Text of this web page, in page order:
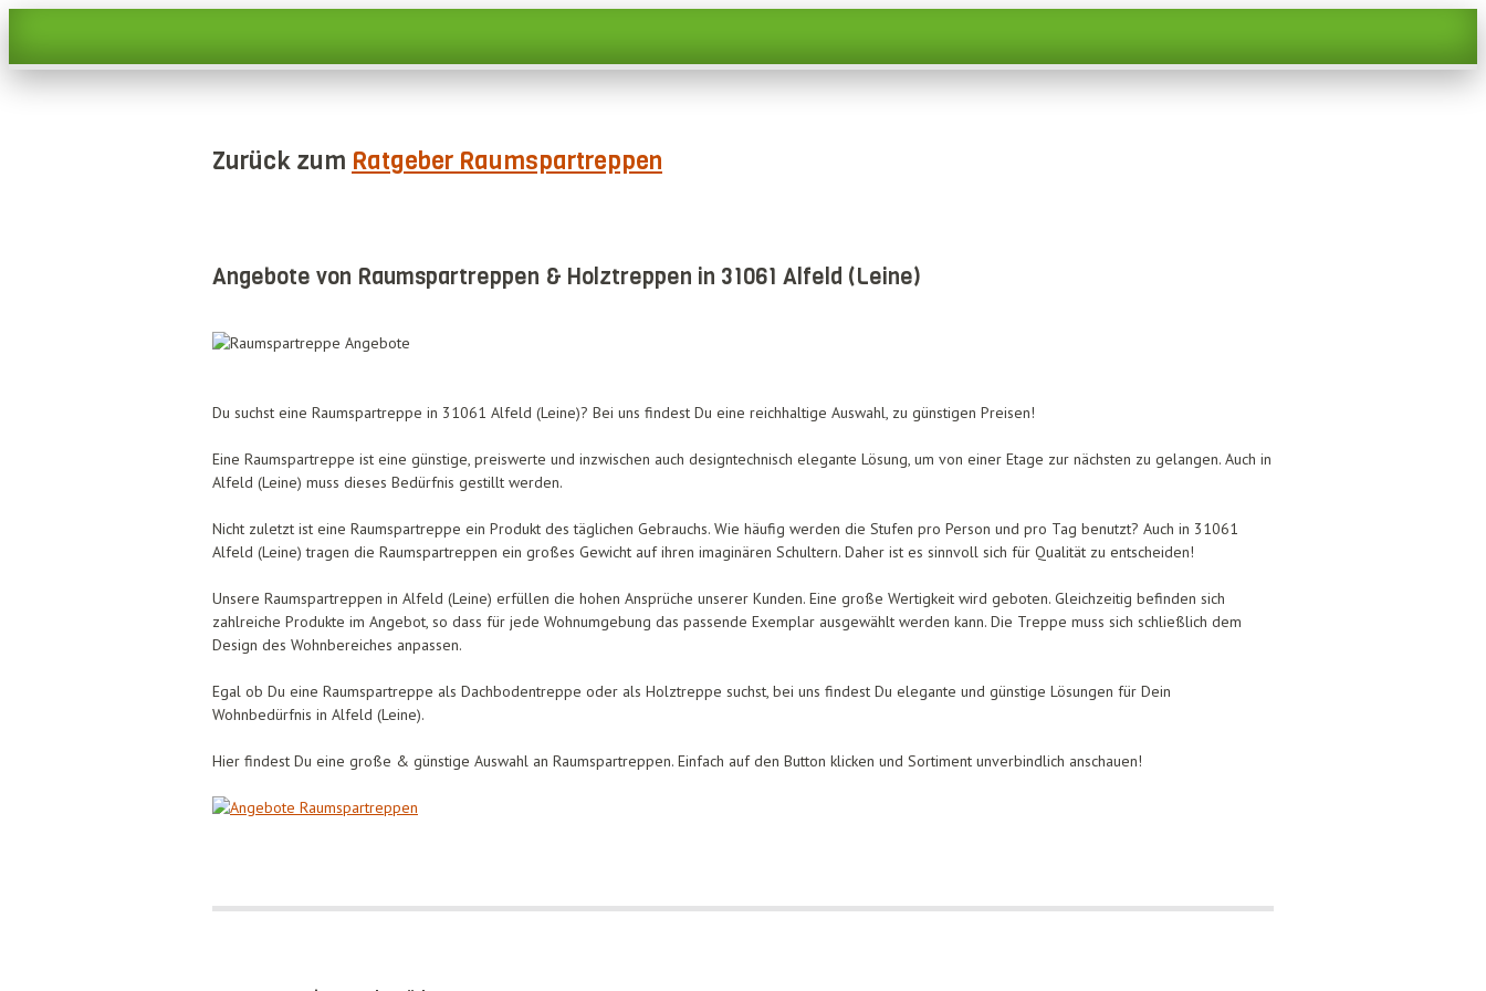
Zurück zum Ratgeber Raumspartreppen
Angebote von Raumspartreppen & Holztreppen in 31061 Alfeld (Leine)
Du suchst eine Raumspartreppe in 31061 Alfeld (Leine)? Bei uns findest Du eine reichhaltige Auswahl, zu günstigen Preisen!
Eine Raumspartreppe ist eine günstige, preiswerte und inzwischen auch designtechnisch elegante Lösung, um von einer Etage zur nächsten zu gelangen. Auch in
Alfeld (Leine) muss dieses Bedürfnis gestillt werden.
Nicht zuletzt ist eine Raumspartreppe ein Produkt des täglichen Gebrauchs. Wie häufig werden die Stufen pro Person und pro Tag benutzt? Auch in 31061
Alfeld (Leine) tragen die Raumspartreppen ein großes Gewicht auf ihren imaginären Schultern. Daher ist es sinnvoll sich für Qualität zu entscheiden!
Unsere Raumspartreppen in Alfeld (Leine) erfüllen die hohen Ansprüche unserer Kunden. Eine große Wertigkeit wird geboten. Gleichzeitig befinden sich
zahlreiche Produkte im Angebot, so dass für jede Wohnumgebung das passende Exemplar ausgewählt werden kann. Die Treppe muss sich schließlich dem
Design des Wohnbereiches anpassen.
Egal ob Du eine Raumspartreppe als Dachbodentreppe oder als Holztreppe suchst, bei uns findest Du elegante und günstige Lösungen für Dein
Wohnbedürfnis in Alfeld (Leine).
Hier findest Du eine große & günstige Auswahl an Raumspartreppen. Einfach auf den Button klicken und Sortiment unverbindlich anschauen!